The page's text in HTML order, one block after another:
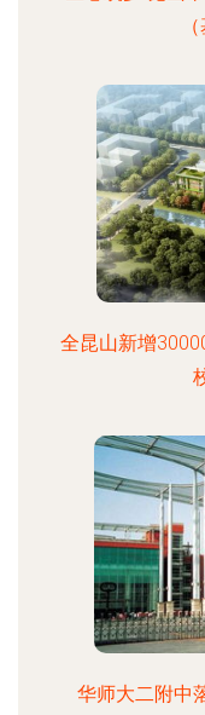
全昆山新增
华师大二附中